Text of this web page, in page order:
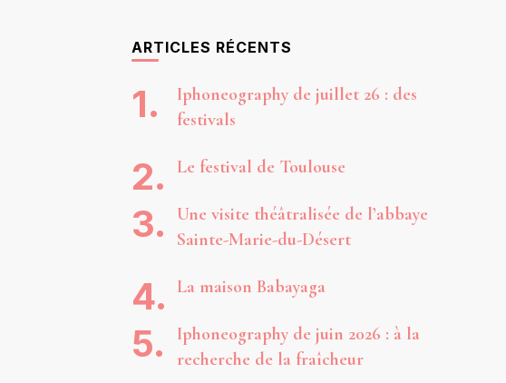
ARTICLES RÉCENTS
Iphoneography de juillet 26 : des
festivals
Le festival de Toulouse
Une visite théâtralisée de l’abbaye
Sainte-Marie-du-Désert
La maison Babayaga
Iphoneography de juin 2026 : à la
recherche de la fraîcheur